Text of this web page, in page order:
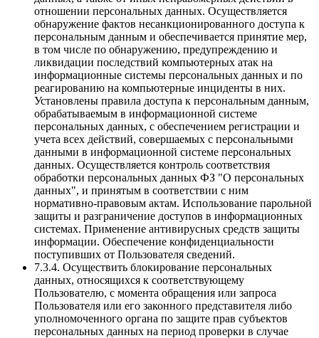
отношении персональных данных. Осуществляется
обнаружение фактов несанкционированного доступа к
персональным данным и обеспечивается принятие мер,
в том числе по обнаружению, предупреждению и
ликвидации последствий компьютерных атак на
информационные системы персональных данных и по
реагированию на компьютерные инциденты в них.
Установлены правила доступа к персональным данным,
обрабатываемым в информационной системе
персональных данных, с обеспечением регистрации и
учета всех действий, совершаемых с персональными
данными в информационной системе персональных
данных. Осуществляется контроль соответствия
обработки персональных данных ФЗ "О персональных
данных", и принятым в соответствии с ним
нормативно-правовым актам. Использование парольной
защиты и разграничение доступов в информационных
системах. Применение антивирусных средств защиты
информации. Обеспечение конфиденциальности
поступивших от Пользователя сведений.
7.3.4. Осуществить блокирование персональных
данных, относящихся к соответствующему
Пользователю, с момента обращения или запроса
Пользователя или его законного представителя либо
уполномоченного органа по защите прав субъектов
персональных данных на период проверки в случае